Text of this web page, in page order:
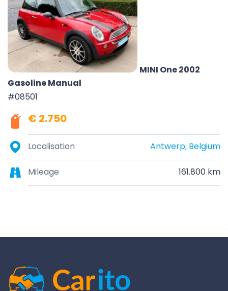
MINI One 2002
Gasoline Manual
#08501
€ 2.750
Localisation Antwerp, Belgium
Mileage 161.800 km